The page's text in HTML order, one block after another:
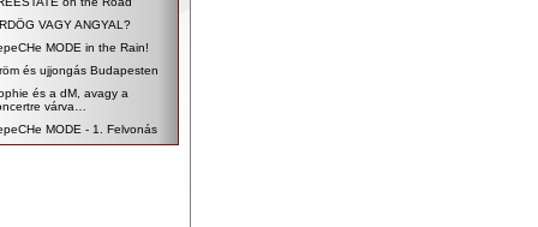
VAGY ANGYAL?
MODE in the Rain!
és ujjongás Budapesten
és a dM, avagy a
várva…
MODE - 1. Felvonás